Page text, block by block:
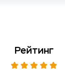
Рейтинг